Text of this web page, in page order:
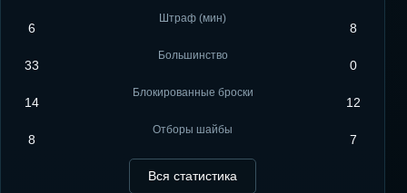
6
Штраф (мин)
8
33
Большинство
0
14
Блокированные броски
12
8
Отборы шайбы
7
Вся статистика